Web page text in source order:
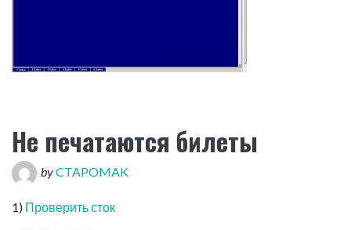
Не печатаются билеты
byCTAPOMAK
1) Проверить сток